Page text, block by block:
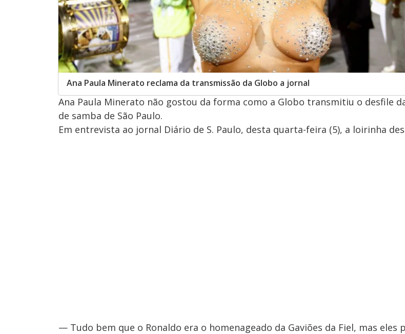
Ana Paula Minerato reclama da transmissão da Globo a jornal
Ana Paula Minerato não gostou da forma como a Globo transmitiu o desfile
de samba de São Paulo.
Em entrevista ao jornal Diário de S. Paulo, desta quarta-feira (5), a loirinha
— Tudo bem que o Ronaldo era o homenageado da Gaviões da Fiel, mas eles